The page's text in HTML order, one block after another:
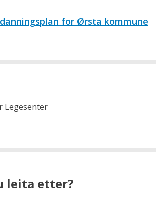
for Ørsta kommune
Legesenter
leita etter?